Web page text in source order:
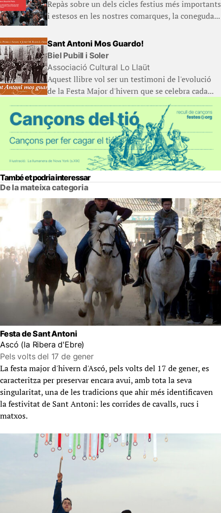
Repàs sobre un dels cicles festius més importants
i estesos en les nostres comarques, la coneguda...
Sant Antoni Mos Guardo!
Biel Pubill i Soler
Associació Cultural Lo Llaüt
Aquest llibre vol ser un testimoni de l'evolució
de la Festa Major d'hivern que se celebra cada...
També et podria interessar
De la mateixa categoria
Festa de Sant Antoni
Ascó (la Ribera d'Ebre)
Pels volts del 17 de gener
La festa major d'hivern d'Ascó, pels volts del 17 de gener, es
caracteritza per preservar encara avui, amb tota la seva
singularitat, una de les tradicions que ahir més identificaven
la festivitat de Sant Antoni: les corrides de cavalls, rucs i
matxos.